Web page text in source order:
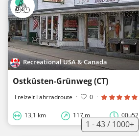
Recreational USA & Canada
Ostküsten-Grünweg (CT)
Freizeit Fahrradroute · 0 ·
13,1 km 117 m 00u52
1 - 43 / 1000+